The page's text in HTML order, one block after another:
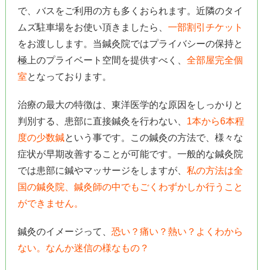
で、バスをご利用の方も多くおられます。近隣のタイ
ムズ駐車場をお使い頂きましたら、 一部割引チケット
をお渡しします。当鍼灸院ではプライバシーの保持と
極上のプライベート空間を提供すべく、 全部屋完全個
室となっております。
治療の最大の特徴は、東洋医学的な原因をしっかりと
判別する、患部に直接鍼灸を行わない、 1本から6本程
度の少数鍼という事です。この鍼灸の方法で、様々な
症状が早期改善することが可能です。一般的な鍼灸院
では患部に鍼やマッサージをしますが、 私の方法は全
国の鍼灸院、鍼灸師の中でもごくわずかしか行うこと
ができません。
鍼灸のイメージって、 恐い？痛い？熱い？よくわから
ない。なんか迷信の様なもの？